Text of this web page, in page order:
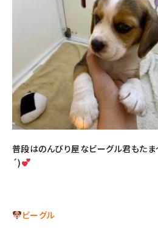
普段はのんびり屋なビーグル君もた
´)
ビーグル